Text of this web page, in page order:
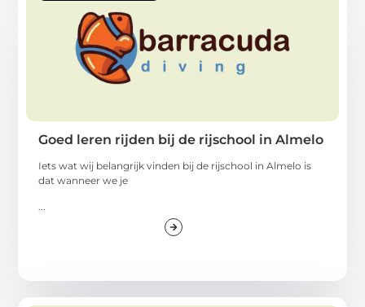
Goed leren rijden bij de rijschool in Almelo
Iets wat wij belangrijk vinden bij de rijschool in Almelo is
dat wanneer we je
...